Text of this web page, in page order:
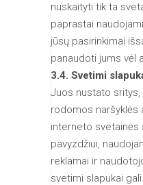
nuskaityti tik ta
paprastai
jūsų pasirinkimai
panaudoti jums vėl
3.4. Svetimi
Juos nustato sritys,
rodomos naršyklės
interneto svetainės
pavyzdžiui,
reklamai ir
svetimi slapukai